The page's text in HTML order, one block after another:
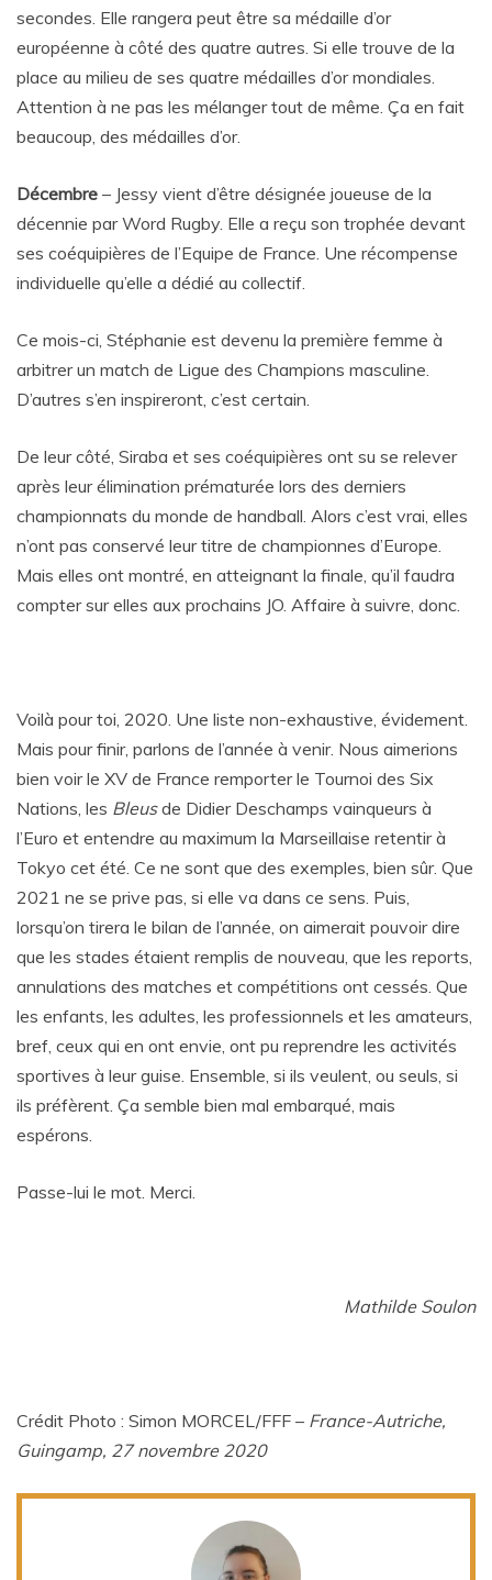
secondes. Elle rangera peut être sa médaille d’or
européenne à côté des quatre autres. Si elle trouve de la
place au milieu de ses quatre médailles d’or mondiales.
Attention à ne pas les mélanger tout de même. Ça en fait
beaucoup, des médailles d’or.
Décembre – Jessy vient d’être désignée joueuse de la
décennie par Word Rugby. Elle a reçu son trophée devant
ses coéquipières de l’Equipe de France. Une récompense
individuelle qu’elle a dédié au collectif.
Ce mois-ci, Stéphanie est devenu la première femme à
arbitrer un match de Ligue des Champions masculine.
D’autres s’en inspireront, c’est certain.
De leur côté, Siraba et ses coéquipières ont su se relever
après leur élimination prématurée lors des derniers
championnats du monde de handball. Alors c’est vrai, elles
n’ont pas conservé leur titre de championnes d’Europe.
Mais elles ont montré, en atteignant la finale, qu’il faudra
compter sur elles aux prochains JO. Affaire à suivre, donc.
Voilà pour toi, 2020. Une liste non-exhaustive, évidement.
Mais pour finir, parlons de l’année à venir. Nous aimerions
bien voir le XV de France remporter le Tournoi des Six
Nations, les Bleusde Didier Deschamps vainqueurs à
l’Euro et entendre au maximum la Marseillaise retentir à
Tokyo cet été. Ce ne sont que des exemples, bien sûr. Que
2021 ne se prive pas, si elle va dans ce sens. Puis,
lorsqu’on tirera le bilan de l’année, on aimerait pouvoir dire
que les stades étaient remplis de nouveau, que les reports,
annulations des matches et compétitions ont cessés. Que
les enfants, les adultes, les professionnels et les amateurs,
bref, ceux qui en ont envie, ont pu reprendre les activités
sportives à leur guise. Ensemble, si ils veulent, ou seuls, si
ils préfèrent. Ça semble bien mal embarqué, mais
espérons.
Passe-lui le mot. Merci.
Mathilde Soulon
Crédit Photo : Simon MORCEL/FFF – France-Autriche,
Guingamp, 27 novembre 2020